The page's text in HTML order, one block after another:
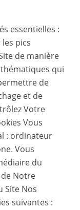
essentielles :
pics
de manière
qui
de
et de
Votre
Vous
: ordinateur
Vous
du
Notre
Site Nos
suivantes :